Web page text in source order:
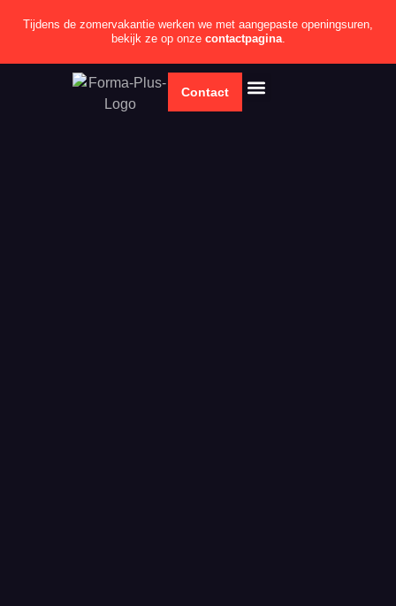
Tijdens de zomervakantie werken we met aangepaste openingsuren,
bekijk ze op onze contactpagina.
Contact